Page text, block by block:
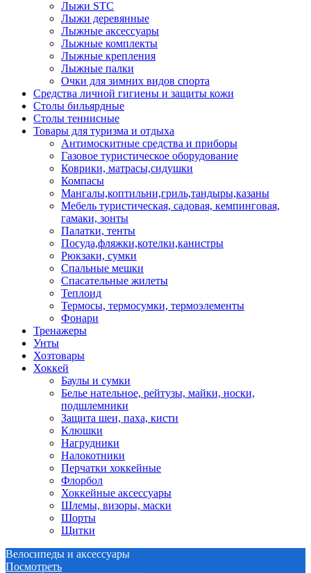
Лыжи STC
Лыжи деревянные
Лыжные аксессуары
Лыжные комплекты
Лыжные крепления
Лыжные палки
Очки для зимних видов спорта
Средства личной гигиены и защиты кожи
Столы бильярдные
Столы теннисные
Товары для туризма и отдыха
Антимоскитные средства и приборы
Газовое туристическое оборудование
Коврики, матрасы,сидушки
Компасы
Мангалы,коптильни,гриль,тандыры,казаны
Мебель туристическая, садовая, кемпинговая,
гамаки, зонты
Палатки, тенты
Посуда,фляжки,котелки,канистры
Рюкзаки, сумки
Спальные мешки
Спасательные жилеты
Теплоид
Термосы, термосумки, термоэлементы
Фонари
Тренажеры
Унты
Хозтовары
Хоккей
Баулы и сумки
Белье нательное, рейтузы, майки, носки,
подшлемники
Защита шеи, паха, кисти
Клюшки
Нагрудники
Налокотники
Перчатки хоккейные
Флорбол
Хоккейные аксессуары
Шлемы, визоры, маски
Шорты
Щитки
Велосипеды и аксессуары
Посмотреть